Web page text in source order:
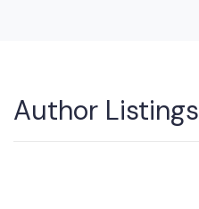
Author Listings